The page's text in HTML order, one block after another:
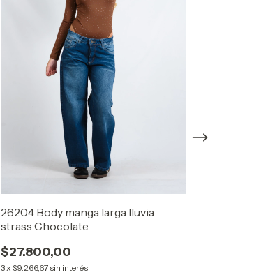
26204 Body manga larga lluvia
strass Chocolate
$27.800,00
3 x $9.266,67 sin interés